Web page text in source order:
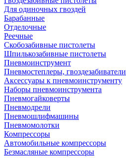
Для одиночных гвоздей
Барабанные
Отделочные
Реечные
Скобозабивные пистолеты
Шпилькозабивные пистолеты
Пневмоинструмент
Пневмостеплеры, гвоздезабиватели
Аксессуары к пневмоинструменту
Наборы пневмоинструмента
Пневмогайковерты
Пневмодрели
Пневмошлифмашины
Пневмомолотки
Компрессоры
Автомобильные компрессоры
Безмасляные компрессоры